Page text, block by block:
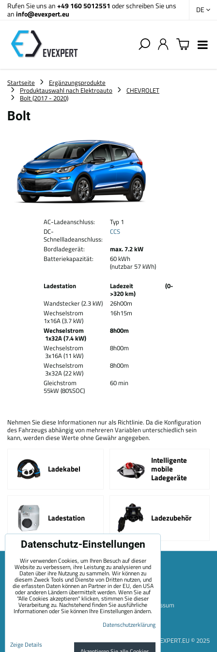
Rufen Sie uns an+49 160 5012551 oder schreiben Sie uns
aninfo@evexpert.eu DE
Startseite
Ergänzungsprodukte
Produktauswahl nach Elektroauto
CHEVROLET
Bolt (2017 - 2020)
Bolt
AC-Ladeanschluss:
Typ 1
DC-
Schnellladeanschluss:
CCS
Bordladegerät:
max. 7.2 kW
Batteriekapazität:
60 kWh
(nutzbar 57 kWh)
Ladestation
Ladezeit (0-
>320 km)
Wandstecker (2.3 kW)
26h00m
Wechselstrom
1x16A (3.7 kW)
16h15m
Wechselstrom
1x32A (7.4 kW)
8h00m
Wechselstrom
3x16A (11 kW)
8h00m
Wechselstrom
3x32A (22 kW)
8h00m
Gleichstrom
55kW (80%SOC)
60 min
Nehmen Sie diese Informationen nur als Richtlinie. Da die Konfiguration
des Fahrzeugs abhängig von mehreren Variablen unterschiedlich sein
kann, werden diese Werte ohne Gewähr angegeben.
Ladekabel
Intelligente
mobile
Ladegeräte
Ladestation Ladezubehör
Sitemap Allgemeine Geschäftsbedingungen
Impressum
EVEXPERT.EU © 2025
Datenschutz-Einstellungen
Wir verwenden Cookies, um Ihren Besuch auf dieser
Website zu verbessern, ihre Leistung zu analysieren und
Daten über ihre Nutzung zu sammeln. Wir können zu
diesem Zweck Tools und Dienste von Dritten nutzen, und
die erfassten Daten können an Partner in der EU, den USA
oder anderen Ländern übermittelt werden. Wenn Sie auf
"Alle Cookies akzeptieren" klicken, stimmen Sie dieser
Verarbeitung zu. Nachstehend finden Sie ausführliche
Informationen oder Sie können Ihre Einstellungen ändern.
Datenschutzerklärung
Zeige Details